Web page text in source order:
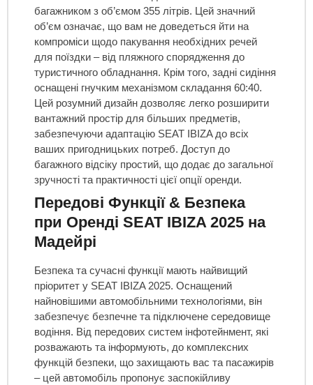
багажником з об’ємом 355 літрів. Цей значний
об’єм означає, що вам не доведеться йти на
компроміси щодо пакування необхідних речей
для поїздки – від пляжного спорядження до
туристичного обладнання. Крім того, задні сидіння
оснащені гнучким механізмом складання 60:40.
Цей розумний дизайн дозволяє легко розширити
вантажний простір для більших предметів,
забезпечуючи адаптацію SEAT IBIZA до всіх
ваших пригодницьких потреб. Доступ до
багажного відсіку простий, що додає до загальної
зручності та практичності цієї опції оренди.
Передові Функції & Безпека
при Оренді SEAT IBIZA 2025 на
Мадейрі
Безпека та сучасні функції мають найвищий
пріоритет у SEAT IBIZA 2025. Оснащений
найновішими автомобільними технологіями, він
забезпечує безпечне та підключене середовище
водіння. Від передових систем інфотейнмент, які
розважають та інформують, до комплексних
функцій безпеки, що захищають вас та пасажирів
– цей автомобіль пропонує заспокійливу